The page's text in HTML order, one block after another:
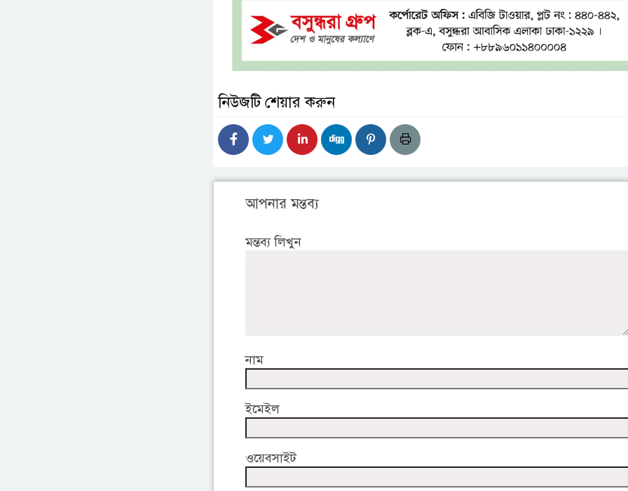
নিউজটি শেয়ার করুন
আপনার মন্তব্য
মন্তব্য লিখুন
নাম
ইমেইল
ওয়েবসাইট